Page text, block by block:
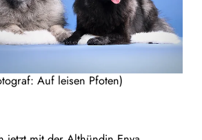
Auf leisen Pfoten)